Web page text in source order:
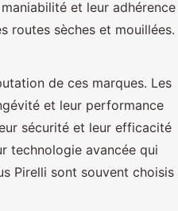
et leur adhérence
routes sèches et mouillées.
de ces marques. Les
et leur performance
sécurité et leur efficacité
technologie avancée qui
Pirelli sont souvent choisis